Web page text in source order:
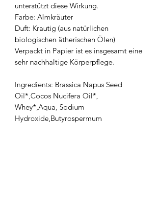
unterstützt diese Wirkung.
Farbe: Almkräuter
Duft: Krautig (aus natürlichen
biologischen ätherischen Ölen)
Verpackt in Papier ist es insgesamt eine
sehr nachhaltige Körperpflege.
Ingredients: Brassica Napus Seed
Oil*,Cocos Nucifera Oil*,
Whey*,Aqua, Sodium
Hydroxide,Butyrospermum